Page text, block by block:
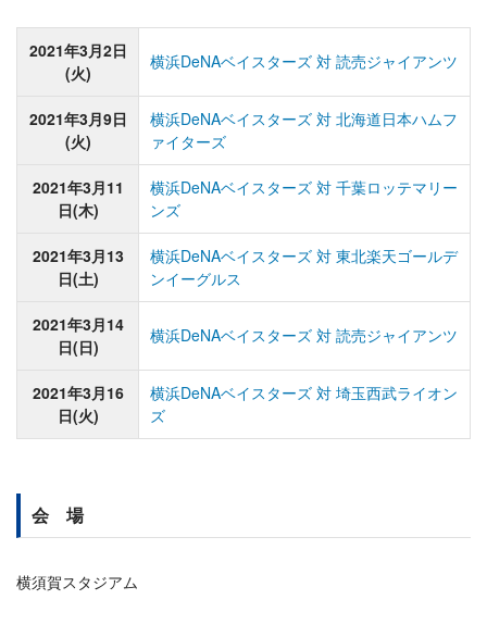
2021年3月2日
(火)
横浜DeNAベイスターズ 対 読売ジャイアンツ
2021年3月9日
(火)
横浜DeNAベイスターズ 対 北海道日本ハムフ
ァイターズ
2021年3月11
日(木)
横浜DeNAベイスターズ 対 千葉ロッテマリー
ンズ
2021年3月13
日(土)
横浜DeNAベイスターズ 対 東北楽天ゴールデ
ンイーグルス
2021年3月14
日(日)
横浜DeNAベイスターズ 対 読売ジャイアンツ
2021年3月16
日(火)
横浜DeNAベイスターズ 対 埼玉西武ライオン
ズ
会 場
横須賀スタジアム